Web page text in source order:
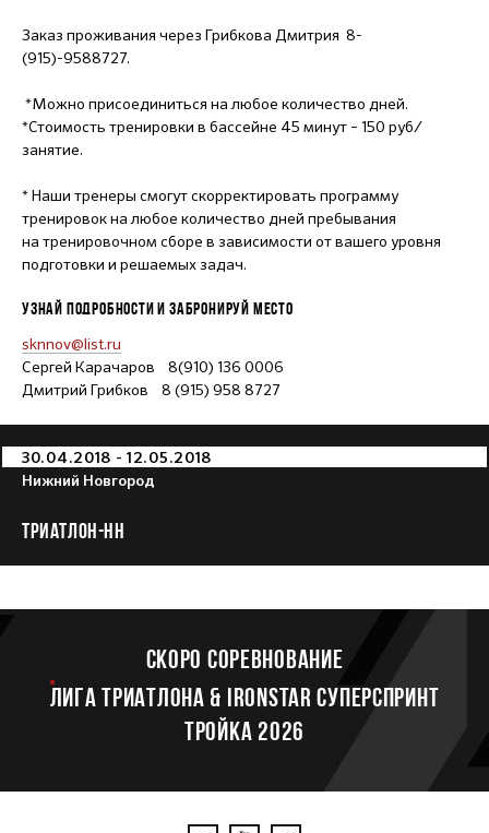
Заказ проживания через Грибкова Дмитрия 8-
(915)-9588727.
*Можно присоединиться на любое количество дней.
*Стоимость тренировки в бассейне 45 минут – 150 руб/
занятие.
* Наши тренеры смогут скорректировать программу
тренировок на любое количество дней пребывания
на тренировочном сборе в зависимости от вашего уровня
подготовки и решаемых задач.
УЗНАЙ ПОДРОБНОСТИ И ЗАБРОНИРУЙ МЕСТО
sknnov@list.ru
Сергей Карачаров 8(910) 136 0006
Дмитрий Грибков 8 (915) 958 8727
30.04.2018 - 12.05.2018
Нижний Новгород
ТРИАТЛОН-НН
Скоро соревнование
ЛИГА ТРИАТЛОНА & IRONSTAR СУПЕРСПРИНТ
ТРОЙКА 2026